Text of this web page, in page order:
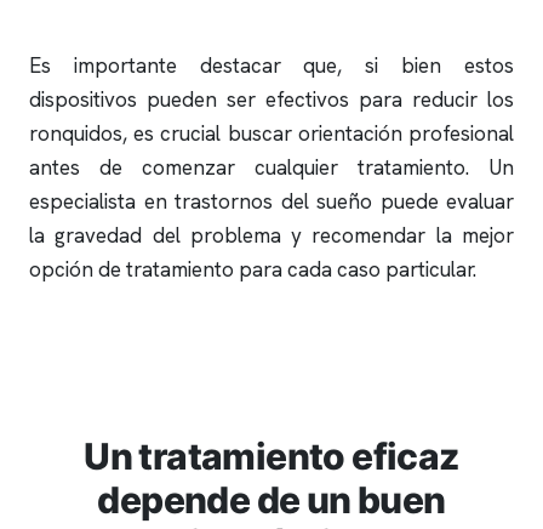
Es importante destacar que, si bien estos
dispositivos pueden ser efectivos para reducir los
ronquidos, es crucial buscar orientación profesional
antes de comenzar cualquier tratamiento. Un
especialista en trastornos del sueño puede evaluar
la gravedad del problema y recomendar la mejor
opción de tratamiento para cada caso particular.
Un tratamiento eficaz
depende de un buen